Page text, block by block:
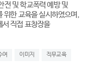
및 학교폭력 예방 및
위한 교육을 실시하였으며,
직접 표창장을
여 이미지 직무교육